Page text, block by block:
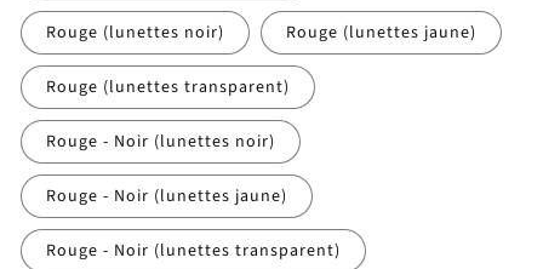
Rouge (lunettes noir) Rouge (lunettes jaune)
Rouge (lunettes transparent)
Rouge - Noir (lunettes noir)
Rouge - Noir (lunettes jaune)
Rouge - Noir (lunettes transparent)